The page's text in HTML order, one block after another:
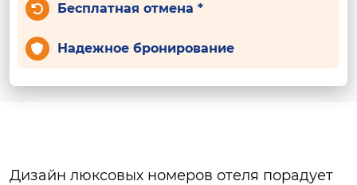
Бесплатная отмена *
Надежное бронирование
Дизайн люксовых номеров отеля порадует